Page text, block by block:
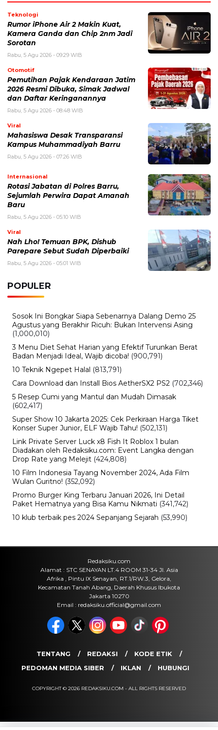
Simpan nama, email, dan situs web saya pada peramban ini
untuk komentar saya berikutnya.
Rabu, 5 Agustus 2026 - 09:29 WIB
Rumor iPhone Air 2 Makin Kuat, Kamera Ganda dan
Chip 2nm Jadi Sorotan
Rabu, 5 Agustus 2026 - 08:48 WIB
Pemutihan Pajak Kendaraan Jatim 2026 Resmi Dibuka,
Simak Jadwal dan Daftar Keringanannya
Rabu, 5 Agustus 2026 - 07:26 WIB
Muhammadiyah Barru
Rabu, 5 Agustus 2026 - 05:01 WIB
Nah Lho! Temuan BPK, Dishub Parepare Sebut Sudah
Plot Tak Terduga yang Bikin Penasaran
BERITA TERBARU
Rumor iPhone Air 2 Makin Kuat,
Kamera Ganda dan Chip 2nm Jadi
Rabu, 5 Agu 2026 - 09:29 WIB
Otomotif
Pemutihan Pajak Kendaraan Jatim
2026 Resmi Dibuka, Simak Jadwal
dan Daftar Keringanannya
Rabu, 5 Agu 2026 - 08:48 WIB
Viral
Mahasiswa Desak Transparansi
Kampus Muhammadiyah Barru
Rabu, 5 Agu 2026 - 07:26 WIB
Nah Lho! Temuan BPK, Dishub
Parepare Sebut Sudah Diperbaiki
POPULER
Sosok Ini Bongkar Siapa Sebenarnya Dalang Demo 25
Agustus yang Berakhir Ricuh: Bukan Intervensi Asing